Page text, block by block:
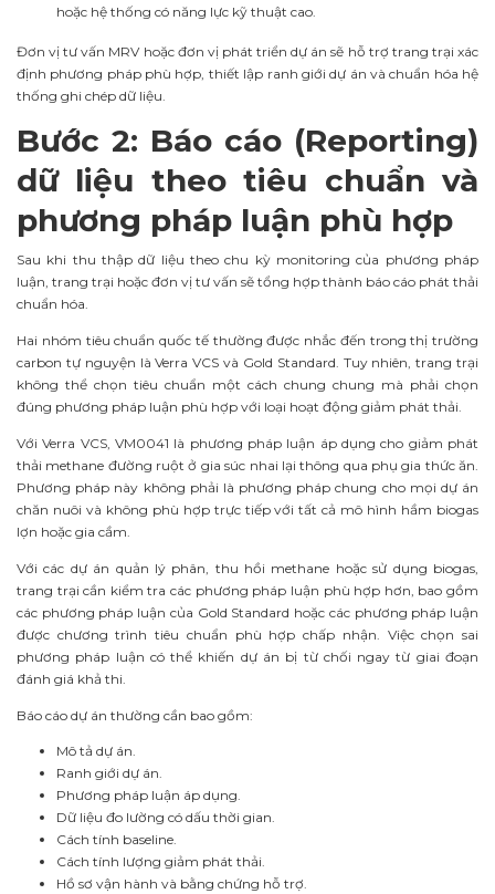
hoặc hệ thống có năng lực kỹ thuật cao.
Đơn vị tư vấn MRV hoặc đơn vị phát triển dự án sẽ hỗ trợ trang trại xác
định phương pháp phù hợp, thiết lập ranh giới dự án và chuẩn hóa hệ
thống ghi chép dữ liệu.
Bước 2: Báo cáo (Reporting)
dữ liệu theo tiêu chuẩn và
phương pháp luận phù hợp
Sau khi thu thập dữ liệu theo chu kỳ monitoring của phương pháp
luận, trang trại hoặc đơn vị tư vấn sẽ tổng hợp thành báo cáo phát thải
chuẩn hóa.
Hai nhóm tiêu chuẩn quốc tế thường được nhắc đến trong thị trường
carbon tự nguyện là Verra VCS và Gold Standard. Tuy nhiên, trang trại
không thể chọn tiêu chuẩn một cách chung chung mà phải chọn
đúng phương pháp luận phù hợp với loại hoạt động giảm phát thải.
Với Verra VCS, VM0041 là phương pháp luận áp dụng cho giảm phát
thải methane đường ruột ở gia súc nhai lại thông qua phụ gia thức ăn.
Phương pháp này không phải là phương pháp chung cho mọi dự án
chăn nuôi và không phù hợp trực tiếp với tất cả mô hình hầm biogas
lợn hoặc gia cầm.
Với các dự án quản lý phân, thu hồi methane hoặc sử dụng biogas,
trang trại cần kiểm tra các phương pháp luận phù hợp hơn, bao gồm
các phương pháp luận của Gold Standard hoặc các phương pháp luận
được chương trình tiêu chuẩn phù hợp chấp nhận. Việc chọn sai
phương pháp luận có thể khiến dự án bị từ chối ngay từ giai đoạn
đánh giá khả thi.
Báo cáo dự án thường cần bao gồm:
Mô tả dự án.
Ranh giới dự án.
Phương pháp luận áp dụng.
Dữ liệu đo lường có dấu thời gian.
Cách tính baseline.
Cách tính lượng giảm phát thải.
Hồ sơ vận hành và bằng chứng hỗ trợ.